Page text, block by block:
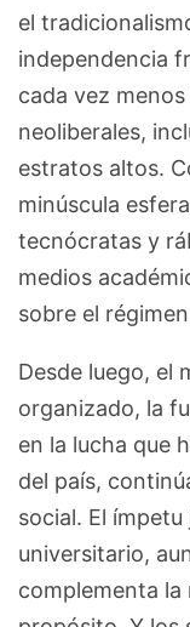
el
independencia
cada vez
neoliberales,
estratos altos.
minúscula
tecnócratas y
medios
sobre el
Desde luego, el
organizado, la
en la lucha que
del país,
social. El
universitario,
complementa la